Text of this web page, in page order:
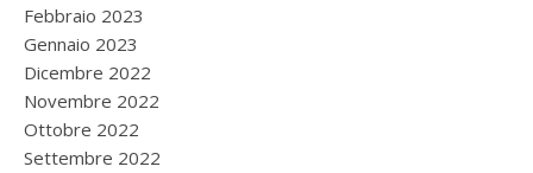
Febbraio 2023
Gennaio 2023
Dicembre 2022
Novembre 2022
Ottobre 2022
Settembre 2022